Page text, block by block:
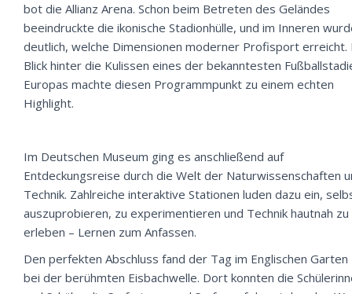
bot die Allianz Arena. Schon beim Betreten des Geländes
beeindruckte die ikonische Stadionhülle, und im Inneren
deutlich, welche Dimensionen moderner Profisport erreicht.
Blick hinter die Kulissen eines der bekanntesten
Europas machte diesen Programmpunkt zu einem echten
Highlight.
Im Deutschen Museum ging es anschließend auf
Entdeckungsreise durch die Welt der Naturwissenschaften
Technik. Zahlreiche interaktive Stationen luden dazu ein,
auszuprobieren, zu experimentieren und Technik hautnah zu
erleben – Lernen zum Anfassen.
Den perfekten Abschluss fand der Tag im Englischen Garten
bei der berühmten Eisbachwelle. Dort konnten die